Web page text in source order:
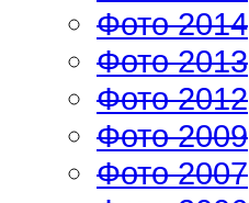
Фото 2014
Фото 2013
Фото 2012
Фото 2009
Фото 2007